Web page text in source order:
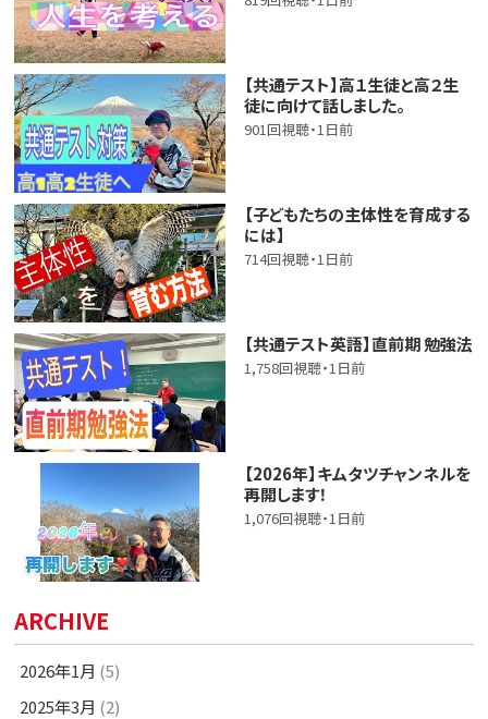
【共通テスト】高１生徒と高２生
徒に向けて話しました。
901回視聴・1日前
【子どもたちの主体性を育成する
には】
714回視聴・1日前
【共通テスト英語】直前期 勉強法
1,758回視聴・1日前
【2026年】キムタツチャンネルを
再開します！
1,076回視聴・1日前
ARCHIVE
2026年1月 (5)
2025年3月 (2)